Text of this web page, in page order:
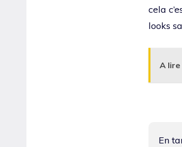
cela
looks
A lire
En